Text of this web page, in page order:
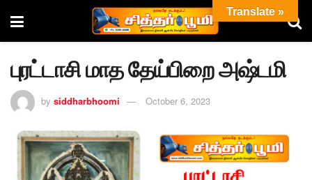
புரட்டாசி மாத தேய்பிறை அஷ்டமி
by siddharbhoomi October 6, 2023
Translate »